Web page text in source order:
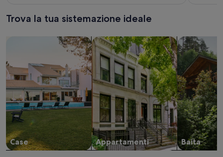
Trova la tua sistemazione ideale
Case
Cerca una casa
Appartamenti
Cerca un appartamento
Baita
cerca baite